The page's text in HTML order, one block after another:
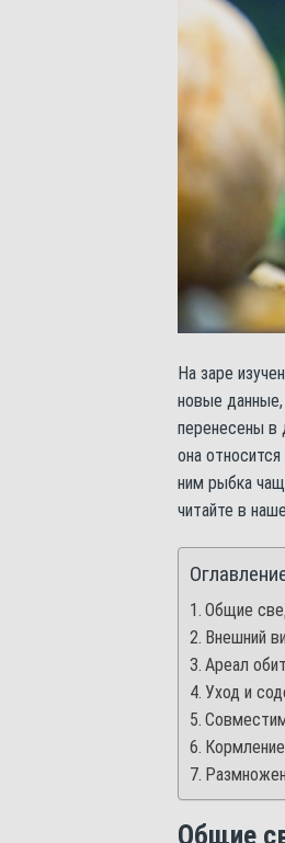
На заре
новые данные,
перенесены в
она
ним рыбка
читайте в
Общие
Внешний
Ареал
Уход и
Общие